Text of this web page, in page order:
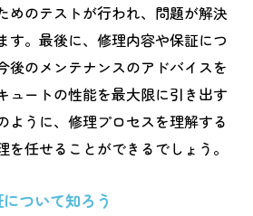
めのテストが行われ、問題が解決
す。最後に、修理内容や保証につ
後のメンテナンスのアドバイスを
ュートの性能を最大限に引き出す
ように、修理プロセスを理解する
を任せることができるでしょう。
ついて知ろう